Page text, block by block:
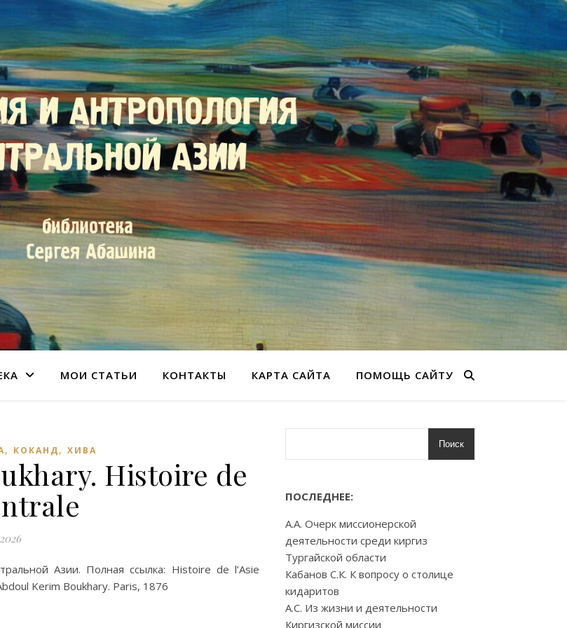
МОИ СТАТЬИ КОНТАКТЫ КАРТА САЙТА ПОМОЩЬ САЙТУ
, КОКАНД, ХИВА
Histoire de
Азии. Полная ссылка: Histoire de l’Asie
Kerim Boukhary. Paris, 1876
Поиск
ПОСЛЕДНЕЕ:
А.А. Очерк миссионерской
деятельности среди киргиз
Тургайской области
Кабанов С.К. К вопросу о столице
кидаритов
А.С. Из жизни и деятельности
Киргизской миссии